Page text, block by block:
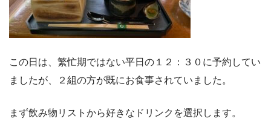
この日は、繁忙期ではない平日の１２：３０に予約してい
ましたが、２組の方が既にお食事されていました。
まず飲み物リストから好きなドリンクを選択します。